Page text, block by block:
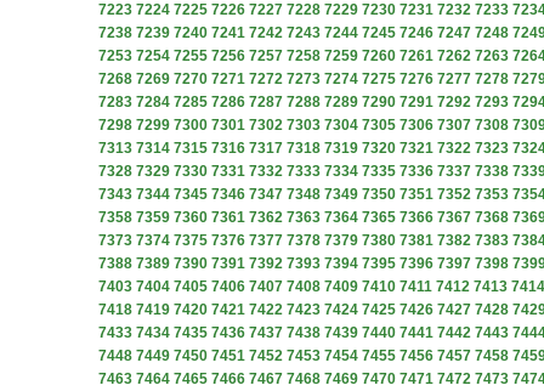
7223 7224 7225 7226 7227 7228 7229 7230 7231 7232 7233
7238 7239 7240 7241 7242 7243 7244 7245 7246 7247 7248
7253 7254 7255 7256 7257 7258 7259 7260 7261 7262 7263
7268 7269 7270 7271 7272 7273 7274 7275 7276 7277 7278
7283 7284 7285 7286 7287 7288 7289 7290 7291 7292 7293
7298 7299 7300 7301 7302 7303 7304 7305 7306 7307 7308
7313 7314 7315 7316 7317 7318 7319 7320 7321 7322 7323
7328 7329 7330 7331 7332 7333 7334 7335 7336 7337 7338
7343 7344 7345 7346 7347 7348 7349 7350 7351 7352 7353
7358 7359 7360 7361 7362 7363 7364 7365 7366 7367 7368
7373 7374 7375 7376 7377 7378 7379 7380 7381 7382 7383
7388 7389 7390 7391 7392 7393 7394 7395 7396 7397 7398
7403 7404 7405 7406 7407 7408 7409 7410 7411 7412 7413 7414
7418 7419 7420 7421 7422 7423 7424 7425 7426 7427 7428
7433 7434 7435 7436 7437 7438 7439 7440 7441 7442 7443
7448 7449 7450 7451 7452 7453 7454 7455 7456 7457 7458
7463 7464 7465 7466 7467 7468 7469 7470 7471 7472 7473